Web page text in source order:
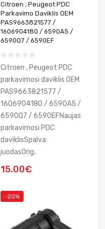
Citroen , Peugeot PDC
Parkavimo Daviklis OEM
PAS9663821577 /
1606904180 / 6590A5 /
6590Q7 / 6590EF
Citroen , Peugeot PDC
parkavimosi daviklis OEM
PAS9663821577 /
1606904180 / 6590A5 /
6590Q7 / 6590EFNaujas
parkavimosi PDC
daviklisSpalva:
juodasOrig..
15.00€
-20%